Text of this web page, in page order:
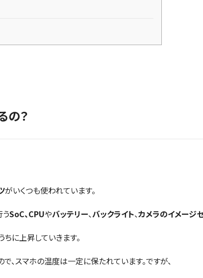
の？
がいくつも使われています。
SoC、CPUやバッテリー、バックライト、カメラのイメージ
に上昇していきます。
、スマホの温度は一定に保たれています。ですが、